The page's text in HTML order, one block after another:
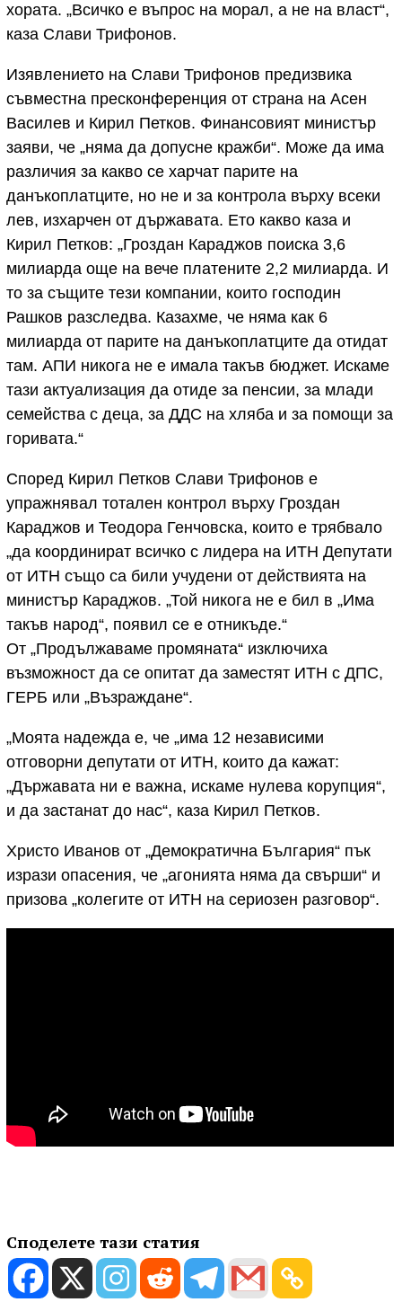
хората. „Всичко е въпрос на морал, а не на власт“,
каза Слави Трифонов.
Изявлението на Слави Трифонов предизвика
съвместна пресконференция от страна на Асен
Василев и Кирил Петков. Финансовият министър
заяви, че „няма да допусне кражби“. Може да има
различия за какво се харчат парите на
данъкоплатците, но не и за контрола върху всеки
лев, изхарчен от държавата. Ето какво каза и
Кирил Петков: „Гроздан Караджов поиска 3,6
милиарда още на вече платените 2,2 милиарда. И
то за същите тези компании, които господин
Рашков разследва. Казахме, че няма как 6
милиарда от парите на данъкоплатците да отидат
там. АПИ никога не е имала такъв бюджет. Искаме
тази актуализация да отиде за пенсии, за млади
семейства с деца, за ДДС на хляба и за помощи за
горивата.“
Според Кирил Петков Слави Трифонов е
упражнявал тотален контрол върху Гроздан
Караджов и Теодора Генчовска, които е трябвало
„да координират всичко с лидера на ИТН Депутати
от ИТН също са били учудени от действията на
министър Караджов. „Той никога не е бил в „Има
такъв народ“, появил се е отникъде.“
От „Продължаваме промяната“ изключиха
възможност да се опитат да заместят ИТН с ДПС,
ГЕРБ или „Възраждане“.
„Моята надежда е, че „има 12 независими
отговорни депутати от ИТН, които да кажат:
„Държавата ни е важна, искаме нулева корупция“,
и да застанат до нас“, каза Кирил Петков.
Христо Иванов от „Демократична България“ пък
изрази опасения, че „агонията няма да свърши“ и
призова „колегите от ИТН на сериозен разговор“.
Споделете тази статия